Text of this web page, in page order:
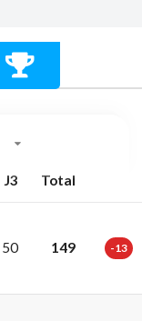
J3 Total
50 149 -13